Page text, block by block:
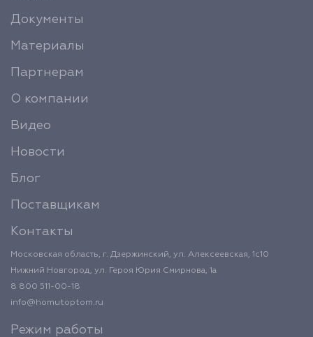
Документы
Материалы
Партнерам
О компании
Видео
Новости
Блог
Поставщикам
Контакты
Московская область, г. Дзержинский, ул. Алексеевская, 1с10
Нижний Новгород, ул. Героя Юрия Смирнова, 1а
8 800 511-00-18
info@homutoptom.ru
Режим работы